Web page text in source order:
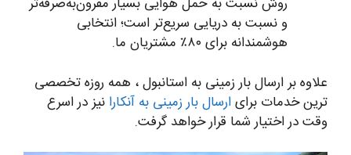
و نسبت به دریایی سریع‌تر است؛ انتخابی
هوشمندانه برای ۸۰٪ مشتریان ما.
علاوه بر ارسال بار زمینی به استانبول ، همه روزه تخصصی
ترین خدمات برایارسال بار زمینی به آنکارا نیز در اسرع
وقت در اختیار شما قرار خواهد گرفت.